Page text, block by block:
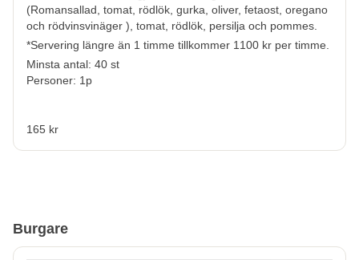
(Romansallad, tomat, rödlök, gurka, oliver, fetaost, oregano
och rödvinsvinäger ), tomat, rödlök, persilja och pommes.
*Servering längre än 1 timme tillkommer 1100 kr per timme.
Minsta antal: 40 st
Personer: 1p
165 kr
Burgare